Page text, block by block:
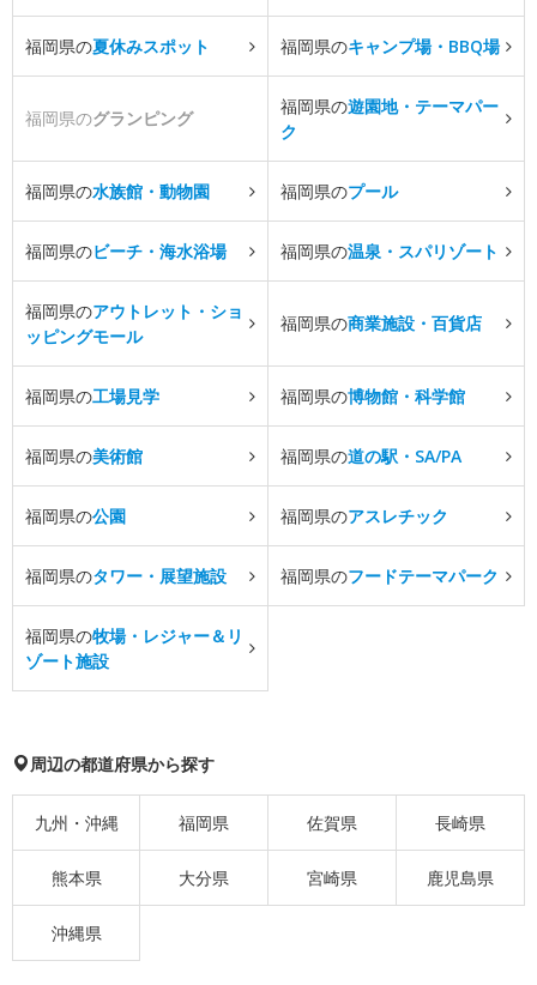
福岡県の夏休みスポット 福岡県のキャンプ場・BBQ場
福岡県のグランピング
福岡県の遊園地・テーマパー
ク
福岡県の水族館・動物園 福岡県のプール
福岡県のビーチ・海水浴場 福岡県の温泉・スパリゾート
福岡県のアウトレット・ショ
ッピングモール
福岡県の商業施設・百貨店
福岡県の工場見学 福岡県の博物館・科学館
福岡県の美術館 福岡県の道の駅・SA/PA
福岡県の公園 福岡県のアスレチック
福岡県のタワー・展望施設 福岡県のフードテーマパーク
福岡県の牧場・レジャー＆リ
ゾート施設
周辺の都道府県から探す
九州・沖縄 福岡県 佐賀県 長崎県
熊本県 大分県 宮崎県 鹿児島県
沖縄県